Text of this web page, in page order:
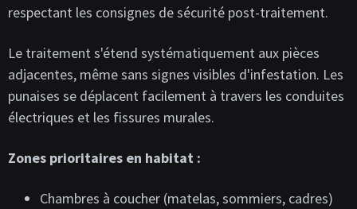
respectant les consignes de sécurité post-traitement.
Le traitement s'étend systématiquement aux pièces
adjacentes, même sans signes visibles d'infestation. Les
punaises se déplacent facilement à travers les conduites
électriques et les fissures murales.
Zones prioritaires en habitat :
Chambres à coucher (matelas, sommiers, cadres)